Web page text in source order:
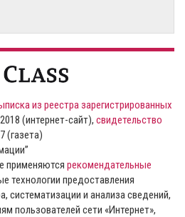
из реестра зарегистрированных
(интернет-сайт), свидетельство
(газета)
применяются рекомендательные
технологии предоставления
систематизации и анализа сведений,
пользователей сети «Интернет»,